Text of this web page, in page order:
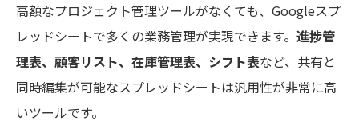
高額なプロジェクト管理ツールがなくても、Googleスプ
レッドシートで多くの業務管理が実現できます。 進捗管
理表、顧客リスト、在庫管理表、シフト表など、共有と
同時編集が可能なスプレッドシートは汎用性が非常に高
いツールです。